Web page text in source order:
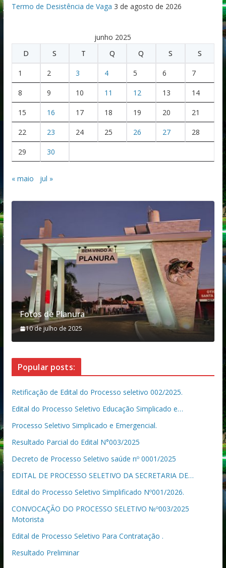
Termo de Desistência de Vaga 3 de agosto de 2026
junho 2025
D
S T Q Q S S
1 2 3 4 5 6 7
8 9 10 11 12 13 14
15 16 17 18 19 20 21
22 23 24 25 26 27 28
29 30
« maio jul »
Fotos de Planura
10 de julho de 2025
Popular posts:
Retificação de Edital do Processo seletivo 002/2025.
Edital do Processo Seletivo Educação Simplicado e…
Processo Seletivo Simplicado e Emergencial.
Resultado Parcial do Edital N°003/2025
Decreto de Processo Seletivo saúde nº 0001/2025
EDITAL DE PROCESSO SELETIVO DA SECRETARIA DE…
Edital do Processo Seletivo Simplificado Nº001/2026.
CONVOCAÇÃO DO PROCESSO SELETIVO №º003/2025
Motorista
Edital de Processo Seletivo Para Contratação .
Resultado Preliminar